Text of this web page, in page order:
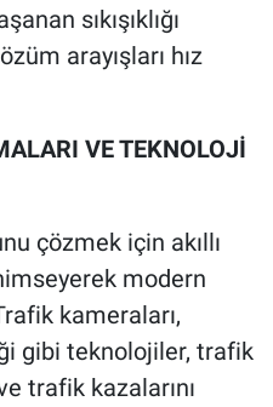
sıkışıklığı
arayışları hız
VE TEKNOLOJİ
çözmek için akıllı
modern
kameraları,
gibi teknolojiler, trafik
trafik kazalarını